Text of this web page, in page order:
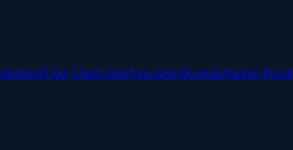
Über UnsEventsNewsletterKontaktPartner Portal